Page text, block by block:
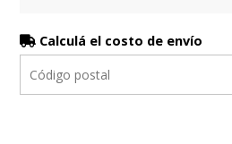
Calculá el costo de envío